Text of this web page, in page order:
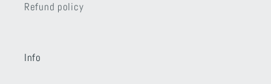
Refund policy
Info